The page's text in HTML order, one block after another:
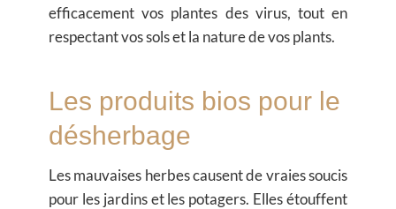
efficacement vos plantes des virus, tout en
respectant vos sols et la nature de vos plants.
Les produits bios pour le
désherbage
Les mauvaises herbes causent de vraies soucis
pour les jardins et les potagers. Elles étouffent